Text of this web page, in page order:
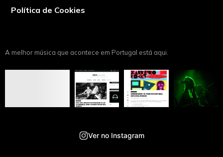
Política de Cookies
A melhor música que acontece em Portugal está aqui.
Ver no Instagram